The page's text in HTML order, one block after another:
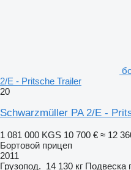
2/E - Pritsche Trailer
20
Schwarzmüller PA 2/E -
1 081 000 KGS 10 700 € ≈ 12
Бортовой прицеп
2011
Грузопод. 14 130 кг Подвеска